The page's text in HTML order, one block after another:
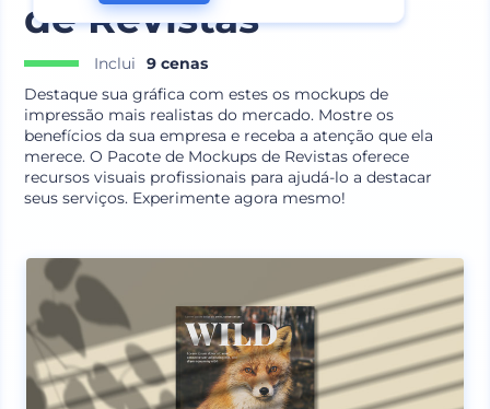
de Revistas
Inclui
9 cenas
Destaque sua gráfica com estes os mockups de
impressão mais realistas do mercado. Mostre os
benefícios da sua empresa e receba a atenção que ela
merece. O Pacote de Mockups de Revistas oferece
recursos visuais profissionais para ajudá-lo a destacar
seus serviços. Experimente agora mesmo!